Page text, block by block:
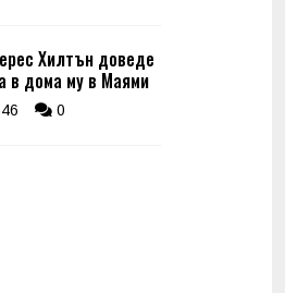
Хилтън доведе
в дома му в Маями
0